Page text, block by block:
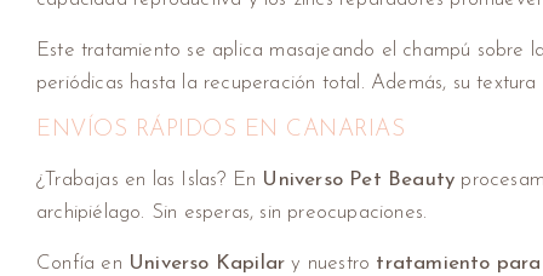
Este tratamiento se aplica masajeando el champú sobre
periódicas hasta la recuperación total. Además, su
ENVÍOS RÁPIDOS EN CANARIAS
¿Trabajas en las Islas? En Universo Pet Beauty
archipiélago. Sin esperas, sin preocupaciones.
Confía en Universo Kapilar y nuestro tratamiento para